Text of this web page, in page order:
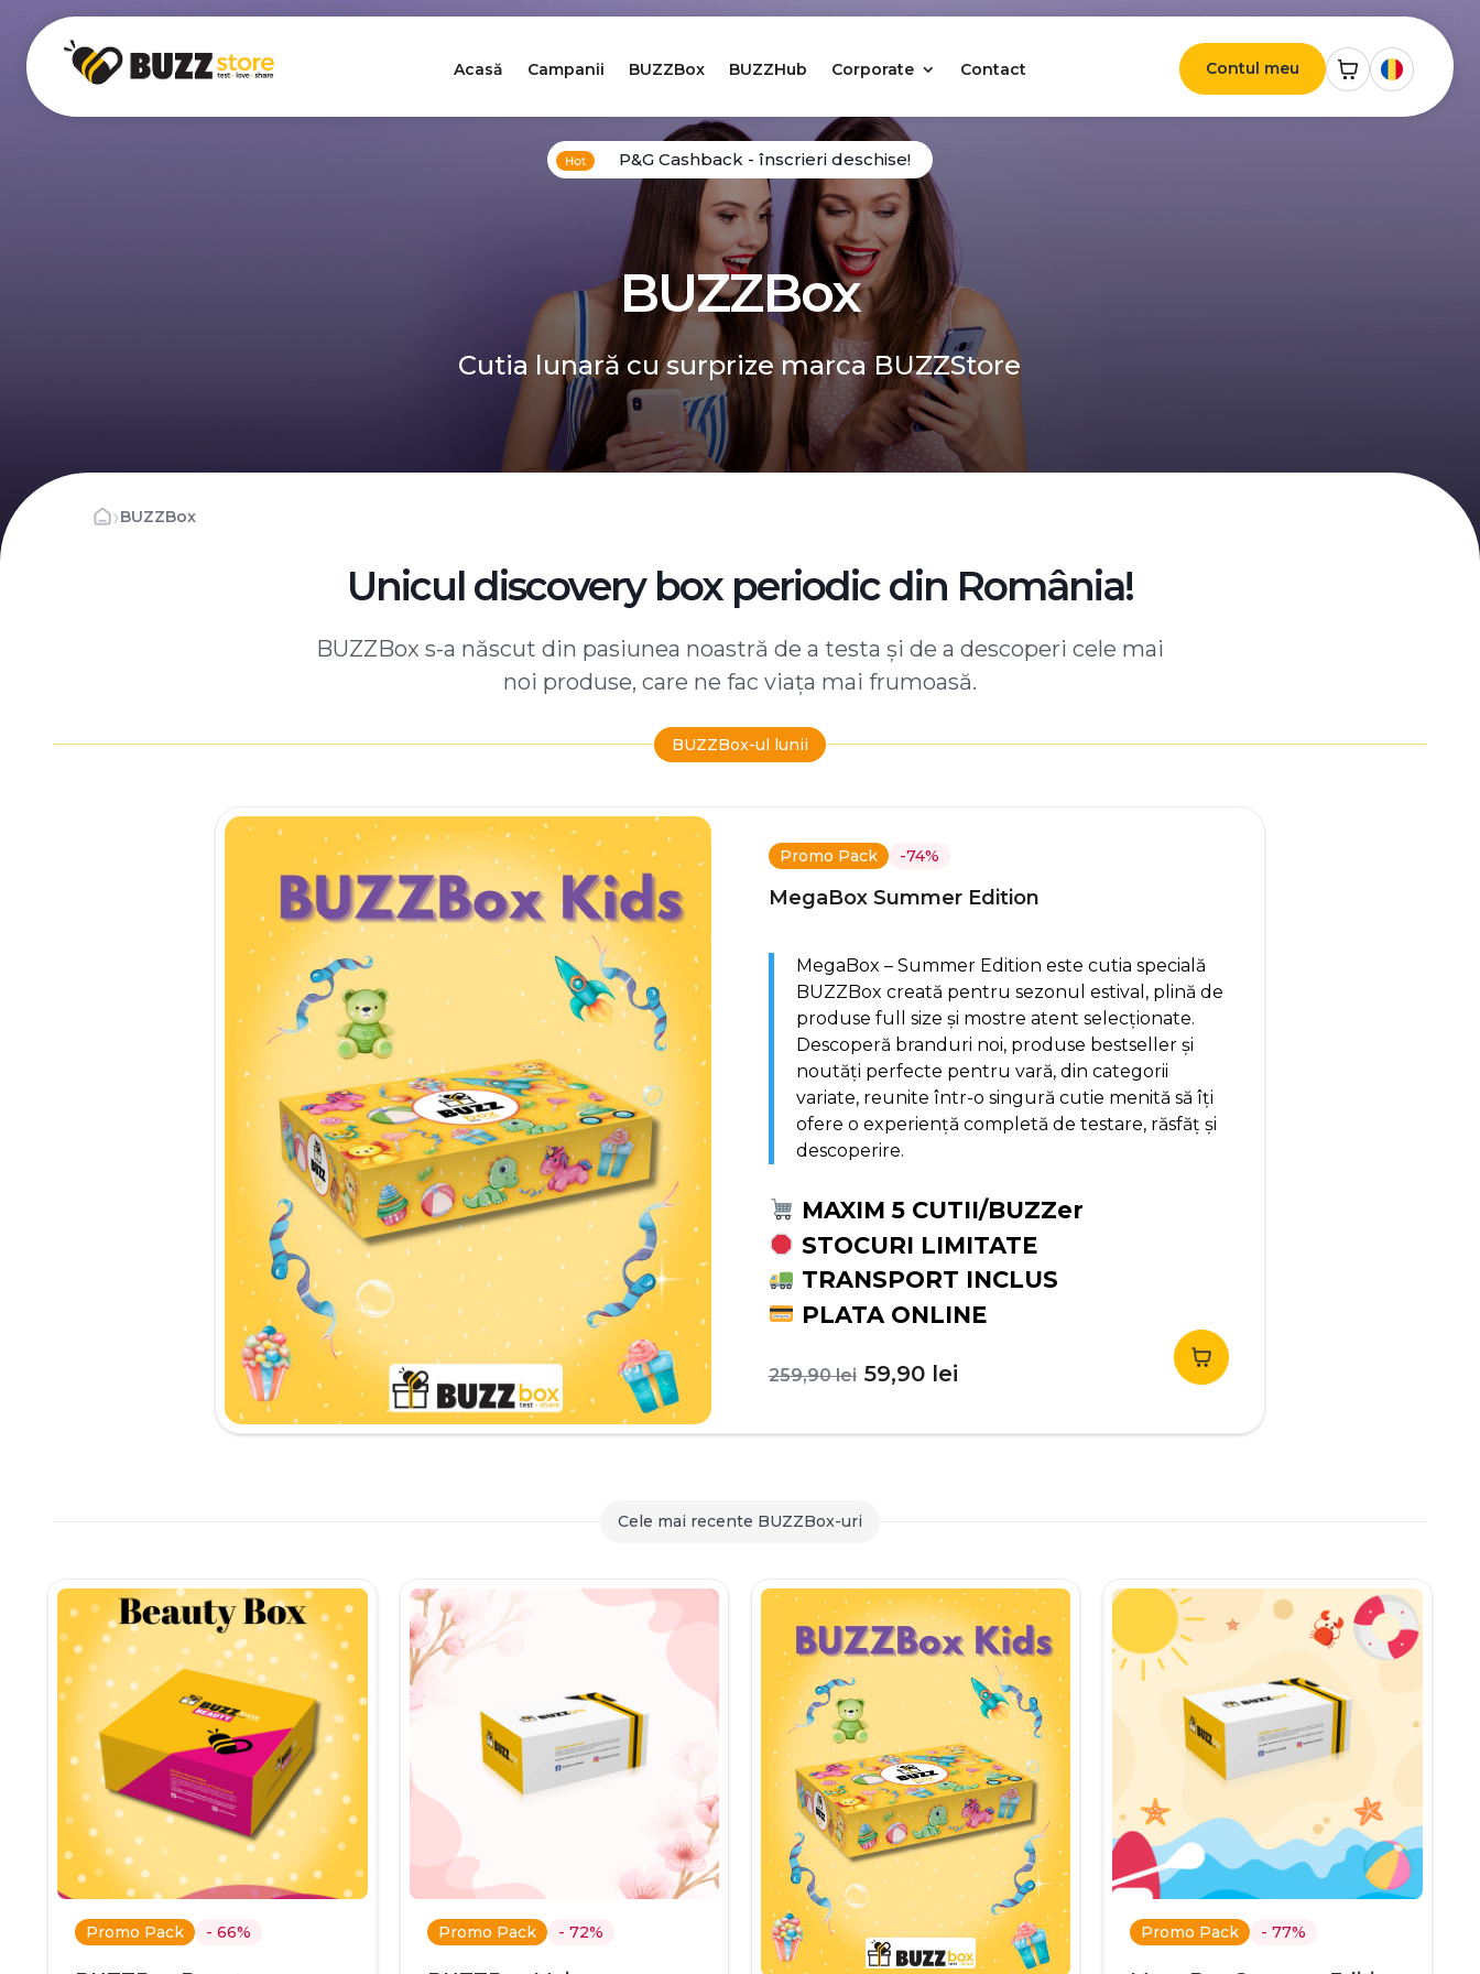
Acasă Campanii BUZZBox BUZZHub Corporate Contact Contul meu
P&G Cashback - înscrieri deschise!
BUZZBox
Cutia lunară cu surprize marca BUZZStore
›BUZZBox
Unicul discovery box periodic din România!
BUZZBox s-a născut din pasiunea noastră de a testa și de a descoperi cele mai
noi produse, care ne fac viața mai frumoasă.
BUZZBox-ul lunii
Promo Pack -74%
MegaBox Summer Edition
MegaBox – Summer Edition este cutia specială
BUZZBox creată pentru sezonul estival, plină de
produse full size și mostre atent selecționate.
Descoperă branduri noi, produse bestseller și
noutăți perfecte pentru vară, din categorii
variate, reunite într-o singură cutie menită să îți
ofere o experiență completă de testare, răsfăț și
descoperire.
MAXIM 5 CUTII/BUZZer
STOCURI LIMITATE
TRANSPORT INCLUS
PLATA ONLINE
259,90lei Prețul
a
59,90 leiPrețul
este:
Cele mai recente BUZZBox-uri
Promo Pack - 66% Promo Pack - 72% Promo Pack - 77%